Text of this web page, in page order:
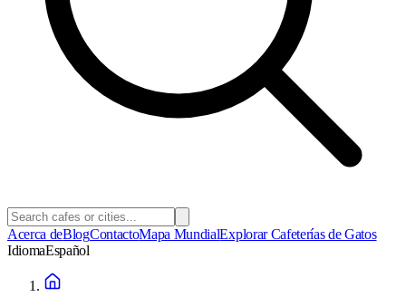
Acerca deBlogContactoMapa MundialExplorar Cafeterías de Gatos
IdiomaEspañol